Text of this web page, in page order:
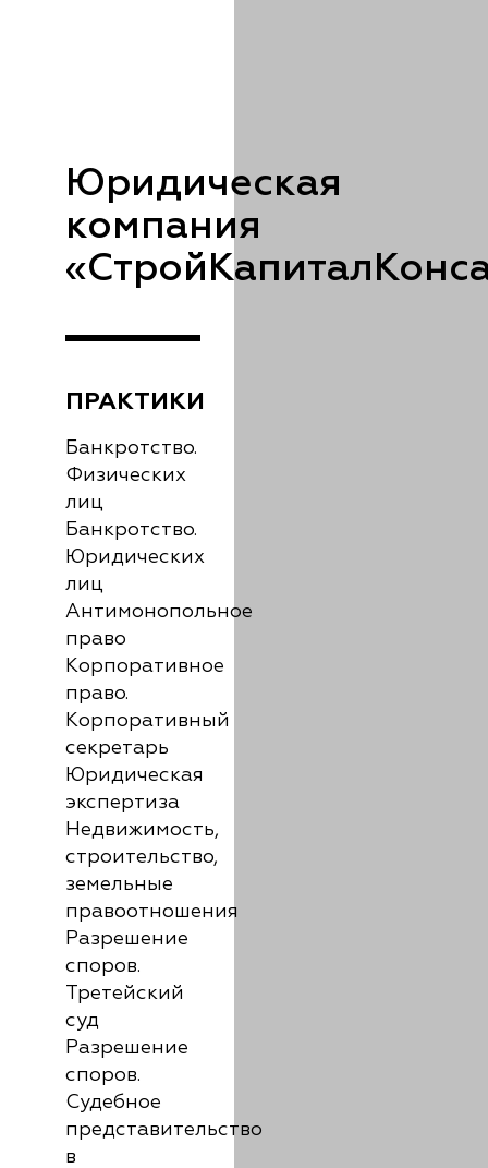
Юридическая
компания
ПРАКТИКИ
Банкротство.
Физических
лиц
Банкротство.
Юридических
лиц
Антимонопольное
право
Корпоративное
право.
Корпоративный
секретарь
Юридическая
экспертиза
Недвижимость,
строительство,
земельные
правоотношения
Разрешение
споров.
Третейский
суд
Разрешение
споров.
Судебное
представительство
в